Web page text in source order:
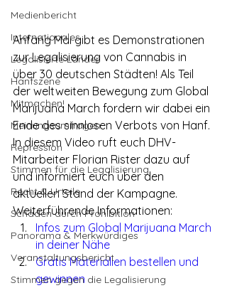
Medienbericht
Internationales
Legalisierte Länder
Hanfszene
Mitmachen!
Meinungsumfragen
Repression
Stimmen für die Legalisierung
Recht & Urteile
Schäden durch Prohibition
Panorama & Merkwürdiges
Veranstaltungsbericht
Stimmen gegen die Legalisierung
Anfang Mai gibt es Demonstrationen
zur Legalisierung von Cannabis in
über 30 deutschen Städten! Als Teil
der weltweiten Bewegung zum Global
Marijuana March fordern wir dabei ein
Ende des sinnlosen Verbots von Hanf.
In diesem Video ruft euch DHV-
Mitarbeiter Florian Rister dazu auf
und informiert euch über den
aktuellen Stand der Kampagne.
Weiterführende Informationen:
Infos zum Global Marijuana March
in deiner Nähe
Gratis Materialien bestellen und
gewinnen